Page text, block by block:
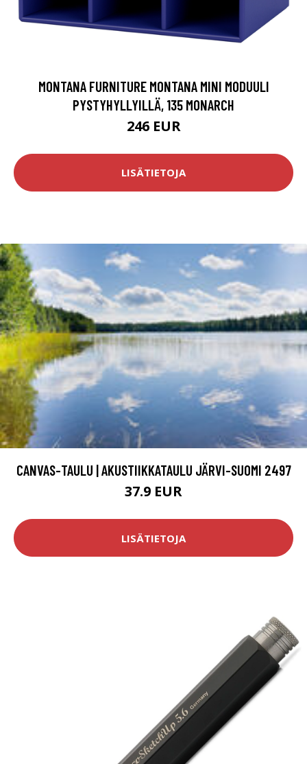
MONTANA FURNITURE MONTANA MINI MODUULI
PYSTYHYLLYILLÄ, 135 MONARCH
246 EUR
LISÄTIETOJA
CANVAS-TAULU | AKUSTIIKKATAULU JÄRVI-SUOMI 2497
37.9 EUR
LISÄTIETOJA